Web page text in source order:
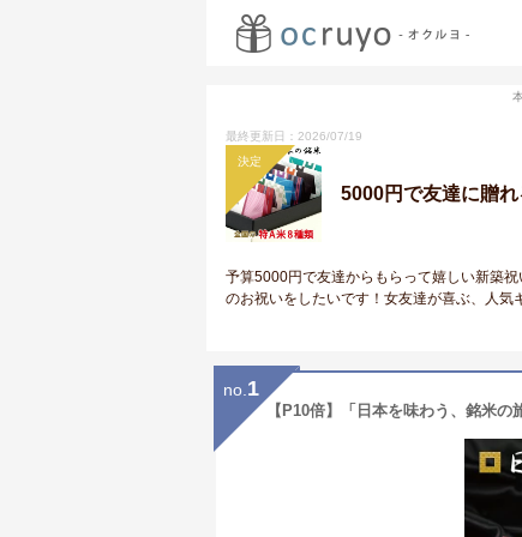
最終更新日：2026/07/19
決定
5000円で友達に贈
予算5000円で友達からもらって嬉しい新築
のお祝いをしたいです！女友達が喜ぶ、人気
no. 1